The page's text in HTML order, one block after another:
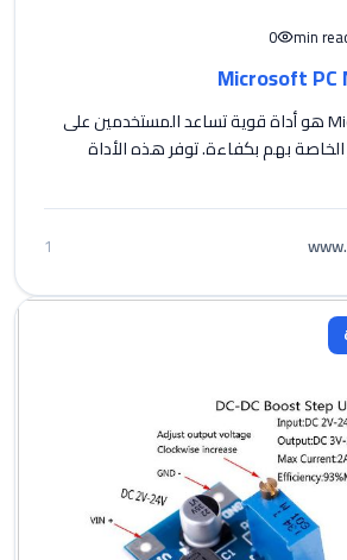
0
Microsoft PC Manager هو أداة قوية تساعد المستخدمين على
الخاصة بهم بكفاءة. توفر هذه الأداة
1